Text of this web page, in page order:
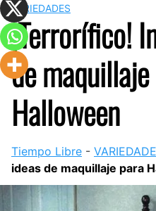
VARIEDADES
¡Terrorífico!
de
Halloween
Tiempo Libre -
ideas de maquillaje para